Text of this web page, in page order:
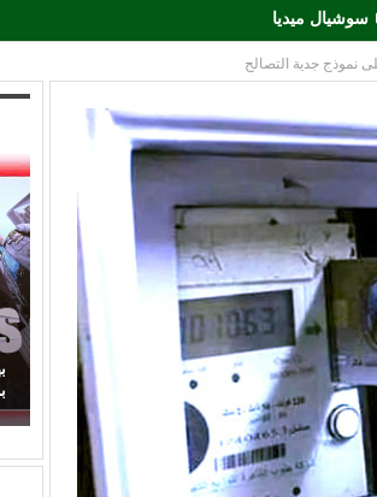
سوشيال ميديا
نموذج جدية التصالح
بهاء الدين يوسف يكتب: مسلسل (الويستيز).. دراما
برائحة الأب الروحي